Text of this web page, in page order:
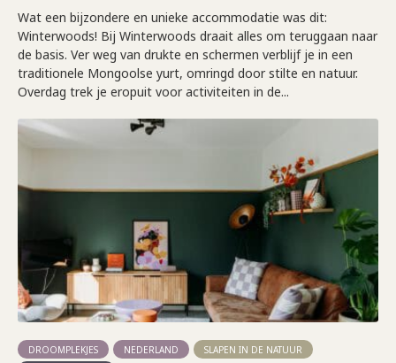
Wat een bijzondere en unieke accommodatie was dit:
Winterwoods! Bij Winterwoods draait alles om teruggaan naar
de basis. Ver weg van drukte en schermen verblijf je in een
traditionele Mongoolse yurt, omringd door stilte en natuur.
Overdag trek je eropuit voor activiteiten in de...
DROOMPLEKJES NEDERLAND
SLAPEN IN DE NATUUR